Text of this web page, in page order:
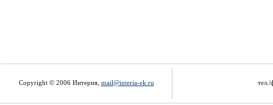
Copyright © 2006 Интерия, mail@interia-ek.ru